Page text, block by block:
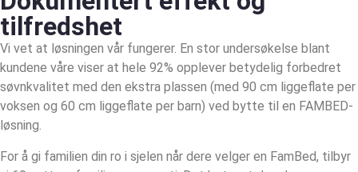
tilfredshet
Vi vet at løsningen vår fungerer. En stor undersøkelse blant
kundene våre viser at hele 92% opplever betydelig forbedret
søvnkvalitet med den ekstra plassen (med 90 cm liggeflate per
voksen og 60 cm liggeflate per barn) ved bytte til en FAMBED-
løsning.
For å gi familien din ro i sjelen når dere velger en FamBed, tilbyr